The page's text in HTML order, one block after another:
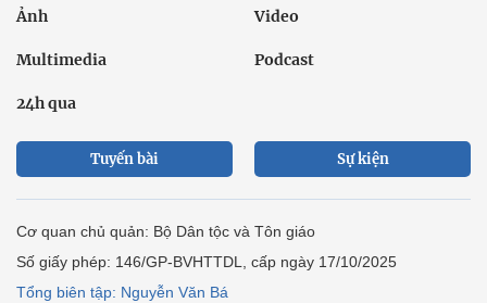
Ảnh Video
Multimedia Podcast
24h qua
Tuyến bài Sự kiện
Cơ quan chủ quản: Bộ Dân tộc và Tôn giáo
Số giấy phép: 146/GP-BVHTTDL, cấp ngày 17/10/2025
Tổng biên tập: Nguyễn Văn Bá